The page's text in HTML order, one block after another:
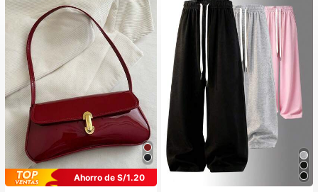
Ahorro de S/1.20